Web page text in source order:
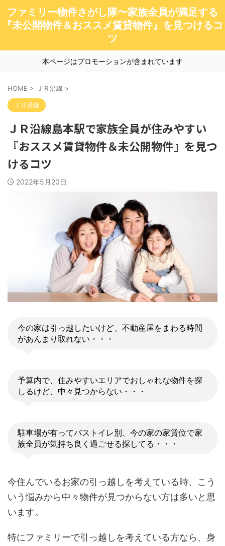
ファミリー物件さがし隊〜家族全員が満足する
『未公開物件＆おススメ賃貸物件』を見つけるコ
ツ
本ページはプロモーションが含まれています
HOME > ＪＲ沿線 >
ＪＲ沿線
ＪＲ沿線島本駅で家族全員が住みやすい
『おススメ賃貸物件＆未公開物件』を見つ
けるコツ
2022年5月20日
今の家は引っ越したいけど、不動産屋をまわる時間
があんまり取れない・・・
予算内で、住みやすいエリアでおしゃれな物件を探
しるけど、中々見つからない・・・
駐車場が有ってバストイレ別、今の家の家賃位で家
族全員が気持ち良く過ごせる探してる・・・
今住んでいるお家の引っ越しを考えている時、こう
いう悩みから中々物件が見つからない方は多いと思
います。
特にファミリーで引っ越しを考えている方なら、身